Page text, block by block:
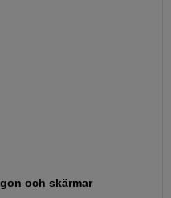
och skärmar